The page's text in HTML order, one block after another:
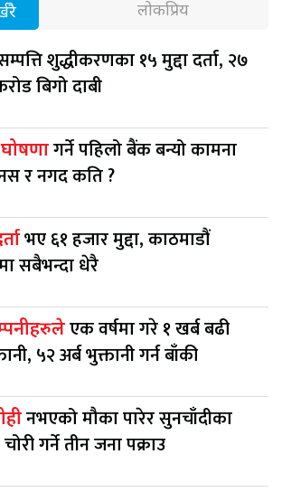
लोकप्रिय
शुद्धीकरणका १५ मुद्दा दर्ता, २७
बिगो दाबी
गर्ने पहिलो बैंक बन्यो कामना
र नगद कति ?
भए ६१ हजार मुद्दा, काठमाडौं
सबैभन्दा धेरै
एक वर्षमा गरे १ खर्ब बढी
५२ अर्ब भुक्तानी गर्न बाँकी
नभएको मौका पारेर सुनचाँदीका
गर्ने तीन जना पक्राउ